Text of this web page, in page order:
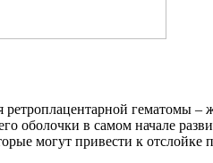
ретроплацентарной
оболочки в самом начале
могут привести к отслойке